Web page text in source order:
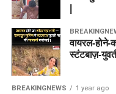
वायरल-होने-
स्टंटबाज़-
BREAKINGNEWS 1 year ago